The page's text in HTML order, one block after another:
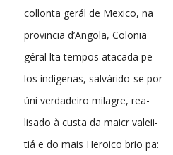
collonta gerál de Mexico, na
provincia d’Angola, Colonia
géral lta tempos atacada pe-
los indigenas, salvárido-se por
úni verdadeiro milagre, rea-
lisado à custa da maicr valeii-
tiá e do mais Heroico brio pa: